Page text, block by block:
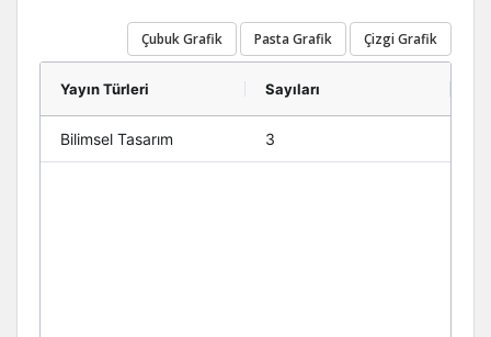
Çubuk Grafik Pasta Grafik Çizgi Grafik
Yayın Türleri Sayıları
Bilimsel Tasarım 3